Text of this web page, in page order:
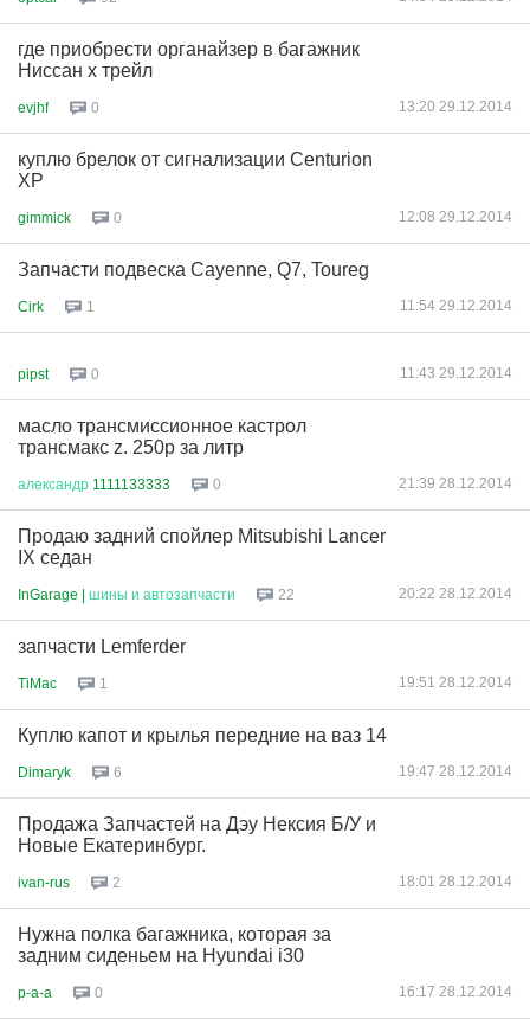
где приобрести органайзер в багажник
Ниссан х трейл
evjhf 0 13:20 29.12.2014
куплю брелок от сигнализации Centurion
XP
gimmick 0 12:08 29.12.2014
Запчасти подвеска Cayenne, Q7, Toureg
Cirk 1 11:54 29.12.2014
pipst 0 11:43 29.12.2014
масло трансмиссионное кастрол
трансмакс z. 250р за литр
александр 1111133333 0 21:39 28.12.2014
Продаю задний спойлер Mitsubishi Lancer
IX седан
InGarage | шины и автозапчасти 22 20:22 28.12.2014
запчасти Lemferder
TiMac 1 19:51 28.12.2014
Куплю капот и крылья передние на ваз 14
Dimaryk 6 19:47 28.12.2014
Продажа Запчастей на Дэу Нексия Б/У и
Новые Екатеринбург.
ivan-rus 2 18:01 28.12.2014
Нужна полка багажника, которая за
задним сиденьем на Hyundai i30
p-a-a 0 16:17 28.12.2014